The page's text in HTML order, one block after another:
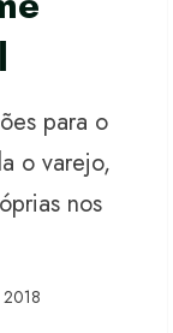
para o
o varejo,
nos